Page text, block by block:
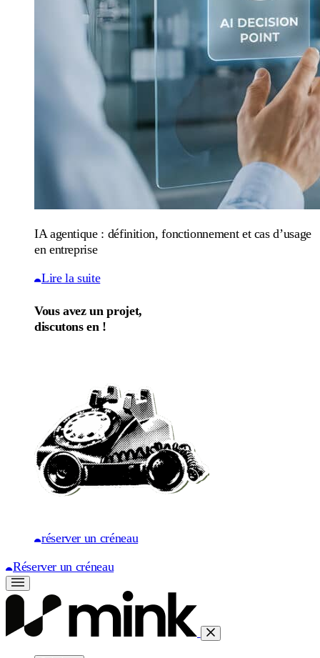
IA agentique : définition, fonctionnement et cas d’usage
en entreprise
Lire la suite
Vous avez un projet,
discutons en !
réserver un créneau
Réserver un créneau